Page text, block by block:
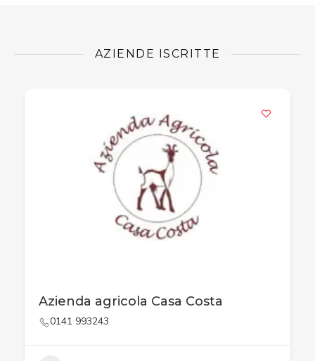
AZIENDE ISCRITTE
Azienda agricola Casa Costa
0141 993243